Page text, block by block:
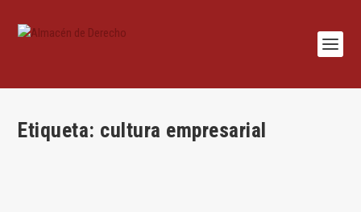
Etiqueta: cultura empresarial